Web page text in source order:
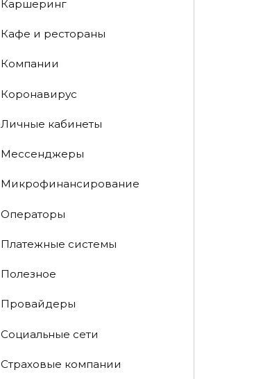
Каршеринг
Кафе и рестораны
Компании
Коронавирус
Личные кабинеты
Мессенджеры
Микрофинансирование
Операторы
Платежные системы
Полезное
Провайдеры
Социальные сети
Страховые компании